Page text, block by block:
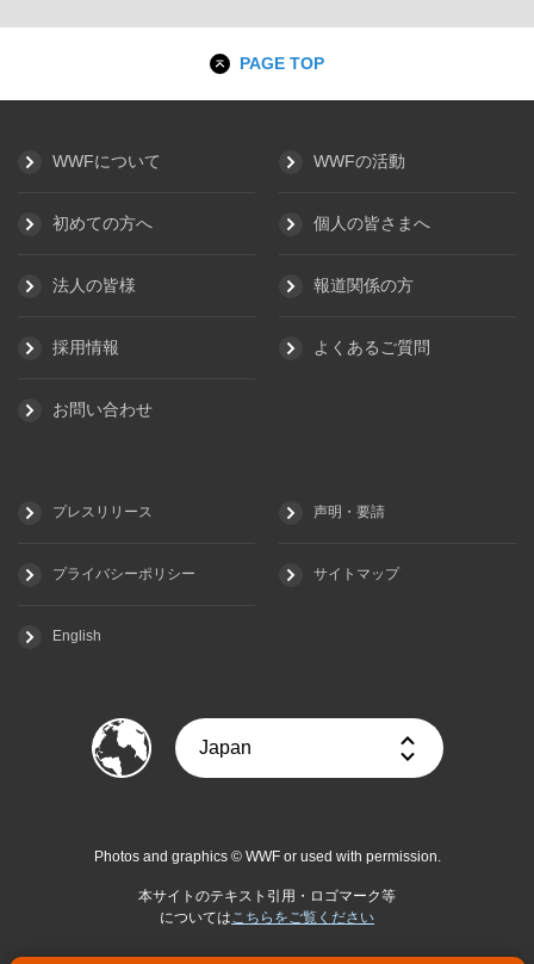
PAGE TOP
WWFについて WWFの活動
初めての方へ 個人の皆さまへ
法人の皆様 報道関係の方
採用情報 よくあるご質問
お問い合わせ
プレスリリース 声明・要請
プライバシーポリシー サイトマップ
English
Photos and graphics © WWF or used with permission.
本サイトのテキスト引用・ロゴマーク等
についてはこちらをご覧ください